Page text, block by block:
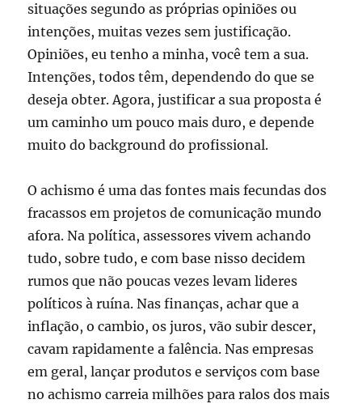
situações segundo as próprias opiniões ou
intenções, muitas vezes sem justificação.
Opiniões, eu tenho a minha, você tem a sua.
Intenções, todos têm, dependendo do que se
deseja obter. Agora, justificar a sua proposta é
um caminho um pouco mais duro, e depende
muito do background do profissional.
O achismo é uma das fontes mais fecundas dos
fracassos em projetos de comunicação mundo
afora. Na política, assessores vivem achando
tudo, sobre tudo, e com base nisso decidem
rumos que não poucas vezes levam lideres
políticos à ruína. Nas finanças, achar que a
inflação, o cambio, os juros, vão subir descer,
cavam rapidamente a falência. Nas empresas
em geral, lançar produtos e serviços com base
no achismo carreia milhões para ralos dos mais